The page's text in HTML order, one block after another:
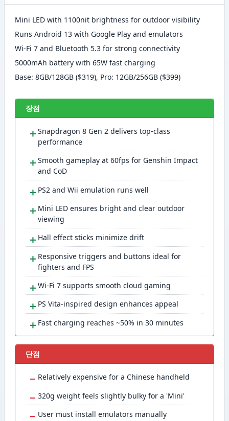
Mini LED with 1100nit brightness for outdoor visibility
Runs Android 13 with Google Play and emulators
Wi-Fi 7 and Bluetooth 5.3 for strong connectivity
5000mAh battery with 65W fast charging
Base: 8GB/128GB ($319), Pro: 12GB/256GB ($399)
장점
＋ Snapdragon 8 Gen 2 delivers top-class
performance
＋ Smooth gameplay at 60fps for Genshin Impact
and CoD
＋ PS2 and Wii emulation runs well
＋ Mini LED ensures bright and clear outdoor
viewing
＋ Hall effect sticks minimize drift
＋ Responsive triggers and buttons ideal for
fighters and FPS
＋ Wi-Fi 7 supports smooth cloud gaming
＋ PS Vita-inspired design enhances appeal
＋ Fast charging reaches ~50% in 30 minutes
단점
− Relatively expensive for a Chinese handheld
− 320g weight feels slightly bulky for a 'Mini'
− User must install emulators manually